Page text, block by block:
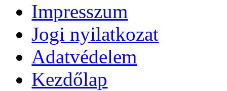
Impresszum
Jogi nyilatkozat
Adatvédelem
Kezdőlap